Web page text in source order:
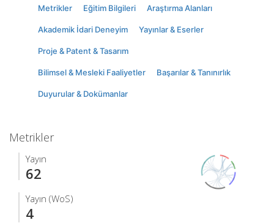
Metrikler Eğitim Bilgileri Araştırma Alanları
Akademik İdari Deneyim Yayınlar & Eserler
Proje & Patent & Tasarım
Bilimsel & Mesleki Faaliyetler Başarılar & Tanınırlık
Duyurular & Dokümanlar
Metrikler
Yayın
62
Yayın (WoS)
4